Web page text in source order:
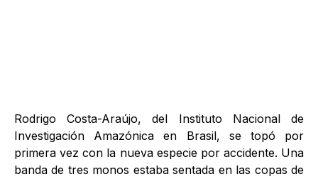
Rodrigo Costa-Araújo, del Instituto Nacional de
Investigación Amazónica en Brasil, se topó por
primera vez con la nueva especie por accidente. Una
banda de tres monos estaba sentada en las copas de